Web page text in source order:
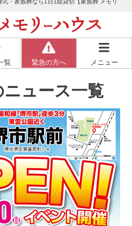
・家族葬なら1日1組貸切【家族葬 メモリ
覧 緊急の方へ メニュー
ニュース一覧